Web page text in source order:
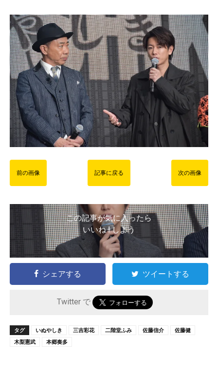
前の画像 記事に戻る 次の画像
この記事が気に入ったら
いいね ! しよう
シェアする ツイートする
Twitter で
タグ いぬやしき 三吉彩花 二階堂ふみ 佐藤信介
佐藤健
木梨憲武
本郷奏多